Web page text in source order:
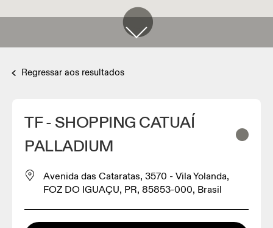
Regressar aos resultados
TF - SHOPPING CATUAÍ
PALLADIUM
Avenida das Cataratas, 3570 - Vila Yolanda,
FOZ DO IGUAÇU, PR, 85853-000, Brasil